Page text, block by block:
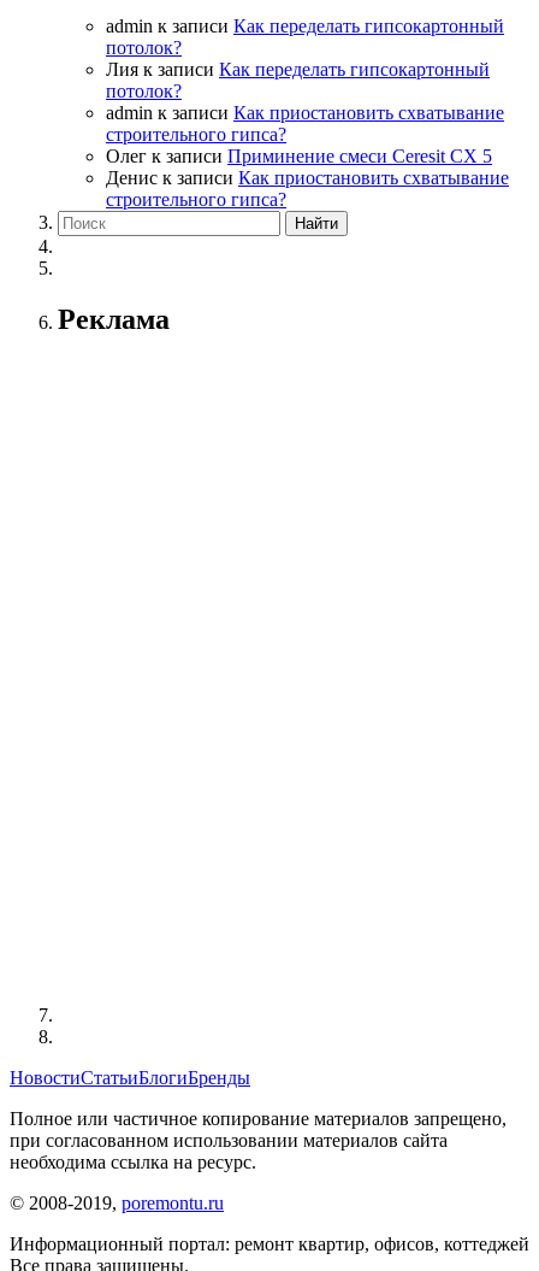
admin к записи Как переделать гипсокартонный
потолок?
Лия к записи Как переделать гипсокартонный
потолок?
admin к записи Как приостановить схватывание
строительного гипса?
Олег к записи Приминение смеси Ceresit СХ 5
Денис к записи Как приостановить схватывание
строительного гипса?
Реклама
НовостиСтатьиБлогиБренды
Полное или частичное копирование материалов запрещено,
при согласованном использовании материалов сайта
необходима ссылка на ресурс.
© 2008-2019, poremontu.ru
Информационный портал: ремонт квартир, офисов, коттеджей
Все права защищены.